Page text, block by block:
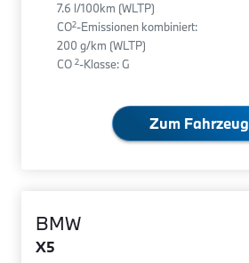
7.6 l/100km (WLTP)
CO2-Emissionen kombiniert:
200 g/km (WLTP)
CO 2-Klasse: G
Zum Fahrzeug
BMW
X5